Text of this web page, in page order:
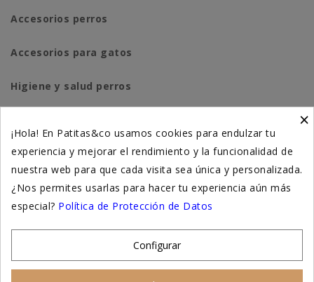
Accesorios perros
Accesorios para gatos
Higiene y salud perros
Suplementación natural
Otros
×
¡Hola! En Patitas&co usamos cookies para endulzar tu
experiencia y mejorar el rendimiento y la funcionalidad de
nuestra web para que cada visita sea única y personalizada.
¿Nos permites usarlas para hacer tu experiencia aún más
especial? Política de Protección de Datos
Configurar